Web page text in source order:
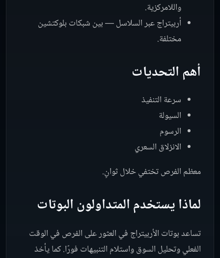
واللامركزية.
أربيتراج عبر السلاسل — بين شبكات بلوكتشين
مختلفة.
أهم التحديات
سرعة التنفيذ
السيولة
الرسوم
الانزلاق السعري
معظم الفرص تختفي خلال ثوانٍ.
لماذا يستخدم المتداولون البوتات
تساعد بوتات الأربيتراج في العثور على الفرص في الوقت
الفعلي وتحليل السوق واستلام التنبيهات فورًا. كما يأخذ